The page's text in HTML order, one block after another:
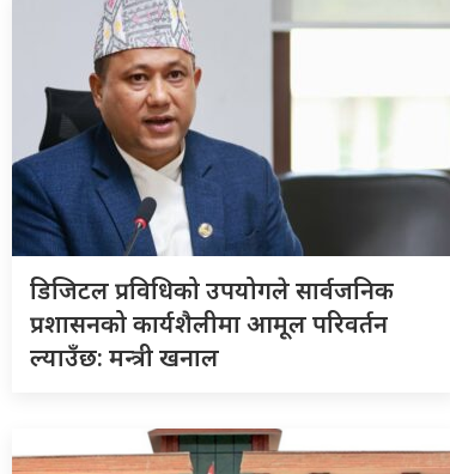
डिजिटल प्रविधिको उपयोगले सार्वजनिक
प्रशासनको कार्यशैलीमा आमूल परिवर्तन
ल्याउँछ: मन्त्री खनाल